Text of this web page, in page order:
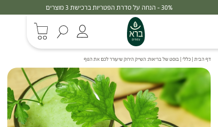
30% - הנחה על סדרת הפטריות ברכישת 3 מוצרים
דף הבית | כללי | בוסט של בריאות: השייק הירוק שיעורר לכם את הגוף